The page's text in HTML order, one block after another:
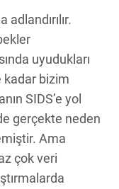
uyudukları
kadar bizim
SIDS’e yol
gerçekte neden
Ama
çok veri